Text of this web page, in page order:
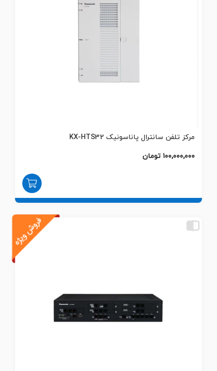
مرکز تلفن سانترال پاناسونیک KX-HTS32
۱۰۰,۰۰۰,۰۰۰ تومان